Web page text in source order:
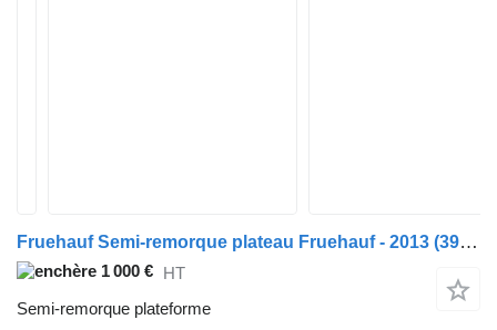
Fruehauf Semi-remorque plateau Fruehauf - 2013 (3908)
1 000 € HT
Semi-remorque plateforme